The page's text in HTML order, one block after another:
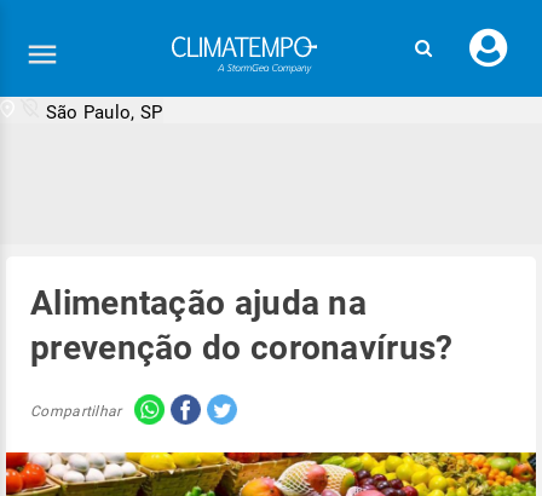
seu
São Paulo, SP
Alimentação ajuda na
prevenção do coronavírus?
Compartilhar